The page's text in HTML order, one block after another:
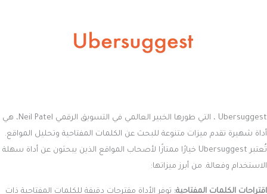
Ubersuggest ، التي طورها الخبير العالمي في التسويق الرقمي Neil Patel، هي
أداة شهيرة تقدم ميزات متنوعة للبحث عن الكلمات المفتاحية وتحليل المواقع.
تُعتبر Ubersuggest خيارًا ممتازًا لأصحاب المواقع الذين يبحثون عن أداة سهلة
الاستخدام وفعالة. من أبرز ميزاتها:
اقتراحات الكلمات المفتاحية: توفر الأداة مقترحات دقيقة للكلمات المفتاحية ذات